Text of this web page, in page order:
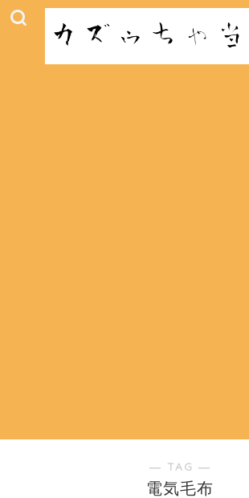
― TAG ―
電気毛布